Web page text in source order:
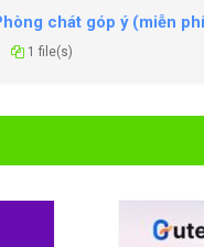
chát góp ý (miễn
1 file(s)